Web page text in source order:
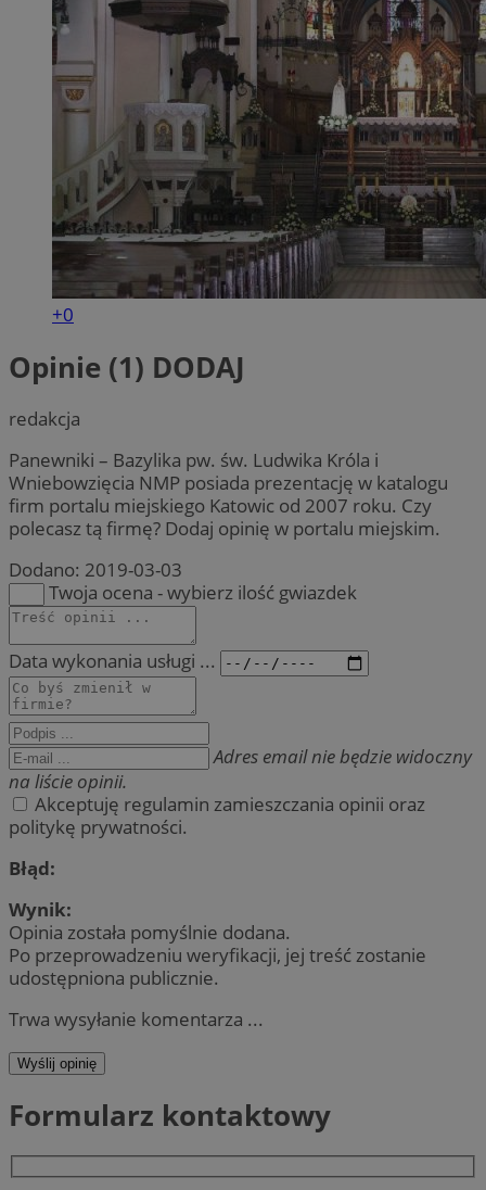
+0
Opinie (1) DODAJ
redakcja
Panewniki – Bazylika pw. św. Ludwika Króla i
Wniebowzięcia NMP posiada prezentację w katalogu
firm portalu miejskiego Katowic od 2007 roku. Czy
polecasz tą firmę? Dodaj opinię w portalu miejskim.
Dodano: 2019-03-03
Twoja ocena - wybierz ilość gwiazdek
Data wykonania usługi ...
Adres email nie będzie widoczny
na liście opinii.
Akceptuję regulamin zamieszczania opinii oraz
politykę prywatności.
Błąd:
Wynik:
Opinia została pomyślnie dodana.
Po przeprowadzeniu weryfikacji, jej treść zostanie
udostępniona publicznie.
Trwa wysyłanie komentarza ...
Wyślij opinię
Formularz kontaktowy